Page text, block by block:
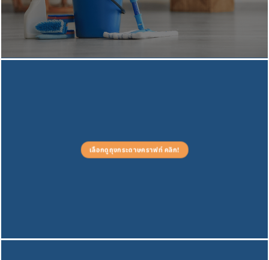
เลือกดูถุงกระดาษคราฟท์ คลิก!